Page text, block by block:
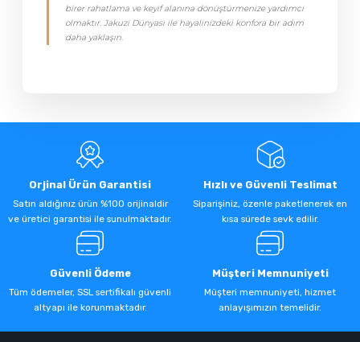
birer rahatlama ve keyif alanına dönüştürmenize yardımcı
olmaktır. Jakuzi Dünyası ile hayalinizdeki konfora bir adım
daha yaklaşın.
Orjinal Ürün Garantisi
Satın aldığınız ürün %100 orijinaldir
ve üretici garantisi ile sunulmaktadır.
Hızlı ve Güvenli Teslimat
Siparişiniz, özenle paketlenerek en
kısa sürede sevk edilir.
Güvenli Ödeme
Tüm ödemeler, SSL sertifikalı güvenli
altyapı ile korunmaktadır.
Müşteri Memnuniyeti
Müşteri memnuniyeti, hizmet
anlayışımızın temelidir.